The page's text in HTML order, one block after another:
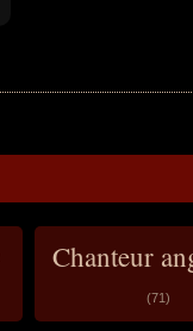
Chanteur
(71)